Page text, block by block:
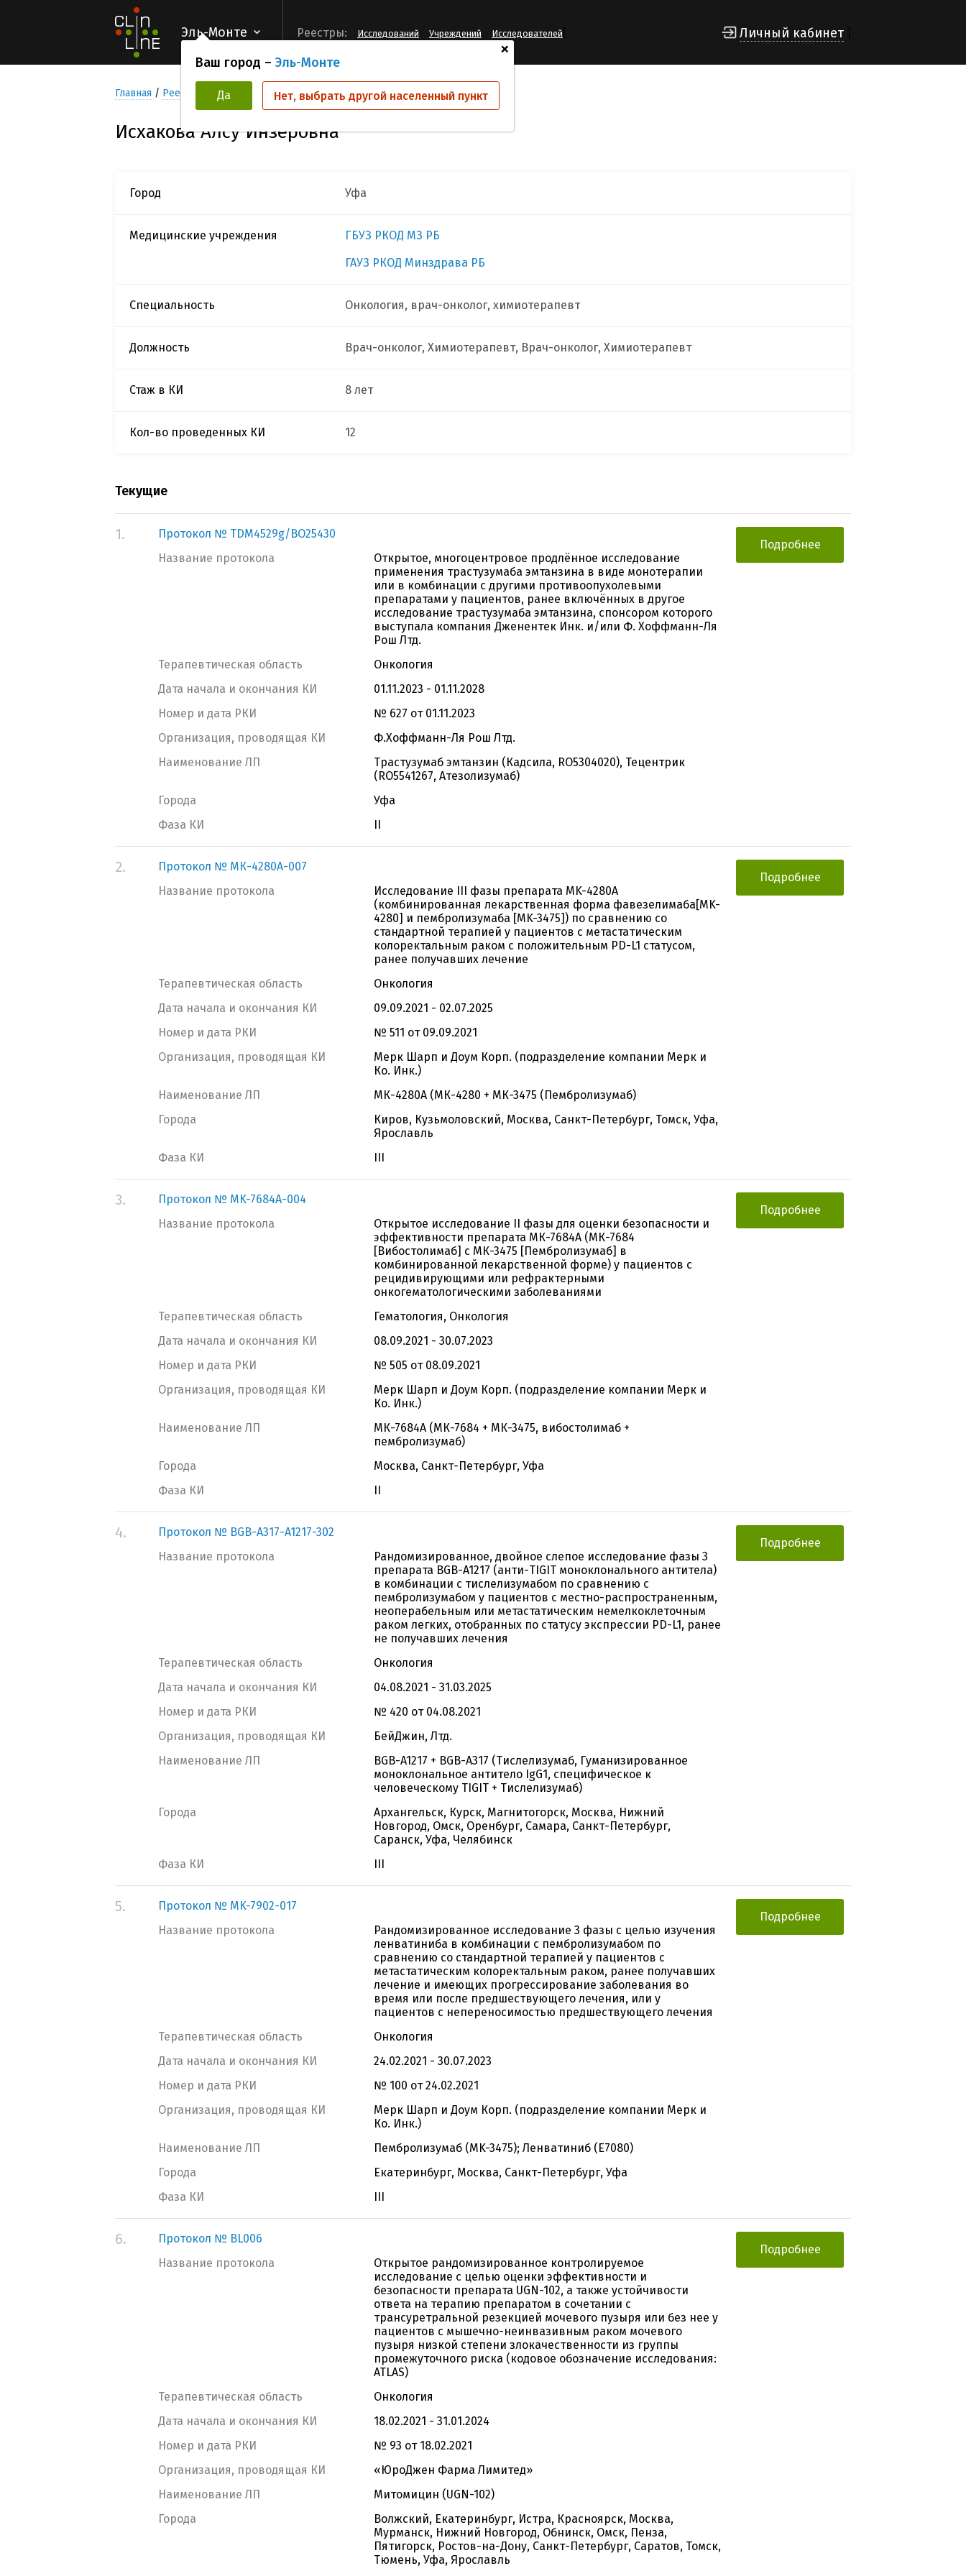
Эль-Монте
+
Ваш город – Эль-Монте
Да Нет, выбрать другой населенный пункт
Реестры: Исследований Учреждений Исследователей Личный кабинет
Главная Реестр Исследователей Исхакова Алсу Инзеровна
Исхакова Алсу Инзеровна
Город Уфа
Медицинские учреждения
ГБУЗ РКОД МЗ РБ
ГАУЗ РКОД Минздрава РБ
Специальность Онкология, врач-онколог, химиотерапевт
Должность Врач-онколог, Химиотерапевт, Врач-онколог, Химиотерапевт
Стаж в КИ 8 лет
Кол-во проведенных КИ 12
Текущие
1.
Протокол № TDM4529g/BO25430
Название протокола
Открытое, многоцентровое продлённое исследование
применения трастузумаба эмтанзина в виде монотерапии
или в комбинации с другими противоопухолевыми
препаратами у пациентов, ранее включённых в другое
исследование трастузумаба эмтанзина, спонсором которого
выступала компания Дженентек Инк. и/или Ф. Хоффманн-Ля
Рош Лтд.
Терапевтическая область
Онкология
Дата начала и окончания КИ
01.11.2023 - 01.11.2028
Номер и дата РКИ
№ 627 от 01.11.2023
Организация, проводящая КИ
Ф.Хоффманн-Ля Рош Лтд.
Наименование ЛП
Трастузумаб эмтанзин (Кадсила, RO5304020), Тецентрик
(RO5541267, Атезолизумаб)
Города
Уфа
Фаза КИ
II
Подробнее
2.
Протокол № МК-4280А-007
Название протокола
Исследование III фазы препарата MK-4280A
(комбинированная лекарственная форма фавезелимаба[MK-
4280] и пембролизумаба [MK-3475]) по сравнению со
стандартной терапией у пациентов с метастатическим
колоректальным раком с положительным PD-L1 статусом,
ранее получавших лечение
Терапевтическая область
Онкология
Дата начала и окончания КИ
09.09.2021 - 02.07.2025
Номер и дата РКИ
№ 511 от 09.09.2021
Организация, проводящая КИ
Мерк Шарп и Доум Корп. (подразделение компании Мерк и
Ко. Инк.)
Наименование ЛП
МК-4280А (МК-4280 + МК-3475 (Пембролизумаб)
Города
Киров, Кузьмоловский, Москва, Санкт-Петербург, Томск, Уфа,
Ярославль
Фаза КИ
III
Подробнее
3.
Протокол № MK-7684A-004
Название протокола
Открытое исследование II фазы для оценки безопасности и
эффективности препарата МК-7684А (МК-7684
[Вибостолимаб] с МК-3475 [Пембролизумаб] в
комбинированной лекарственной форме) у пациентов с
рецидивирующими или рефрактерными
онкогематологическими заболеваниями
Терапевтическая область
Гематология, Онкология
Дата начала и окончания КИ
08.09.2021 - 30.07.2023
Номер и дата РКИ
№ 505 от 08.09.2021
Организация, проводящая КИ
Мерк Шарп и Доум Корп. (подразделение компании Мерк и
Ко. Инк.)
Наименование ЛП
МК-7684А (МК-7684 + МК-3475, вибостолимаб +
пембролизумаб)
Города
Москва, Санкт-Петербург, Уфа
Фаза КИ
II
Подробнее
4.
Протокол № BGB-A317-A1217-302
Название протокола
Рандомизированное, двойное слепое исследование фазы 3
препарата BGB-A1217 (анти-TIGIT моноклонального антитела)
в комбинации с тислелизумабом по сравнению с
пембролизумабом у пациентов с местно-распространенным,
неоперабельным или метастатическим немелкоклеточным
раком легких, отобранных по статусу экспрессии PD-L1, ранее
не получавших лечения
Терапевтическая область
Онкология
Дата начала и окончания КИ
04.08.2021 - 31.03.2025
Номер и дата РКИ
№ 420 от 04.08.2021
Организация, проводящая КИ
БейДжин, Лтд.
Наименование ЛП
BGB-A1217 + BGB-A317 (Тислелизумаб, Гуманизированное
моноклональное антитело IgG1, специфическое к
человеческому TIGIT + Тислелизумаб)
Города
Архангельск, Курск, Магнитогорск, Москва, Нижний
Новгород, Омск, Оренбург, Самара, Санкт-Петербург,
Саранск, Уфа, Челябинск
Фаза КИ
III
Подробнее
5.
Протокол № MK-7902-017
Название протокола
Рандомизированное исследование 3 фазы c целью изучения
ленватиниба в комбинации с пембролизумабом по
сравнению со стандартной терапией у пациентов с
метастатическим колоректальным раком, ранее получавших
лечение и имеющих прогрессирование заболевания во
время или после предшествующего лечения, или у
пациентов с непереносимостью предшествующего лечения
Терапевтическая область
Онкология
Дата начала и окончания КИ
24.02.2021 - 30.07.2023
Номер и дата РКИ
№ 100 от 24.02.2021
Организация, проводящая КИ
Мерк Шарп и Доум Корп. (подразделение компании Мерк и
Ко. Инк.)
Наименование ЛП
Пембролизумаб (MK-3475); Ленватиниб (E7080)
Города
Екатеринбург, Москва, Санкт-Петербург, Уфа
Фаза КИ
III
Подробнее
6.
Протокол № BL006
Название протокола
Открытое рандомизированное контролируемое
исследование с целью оценки эффективности и
безопасности препарата UGN-102, а также устойчивости
ответа на терапию препаратом в сочетании с
трансуретральной резекцией мочевого пузыря или без нее у
пациентов с мышечно-неинвазивным раком мочевого
пузыря низкой степени злокачественности из группы
промежуточного риска (кодовое обозначение исследования:
ATLAS)
Терапевтическая область
Онкология
Дата начала и окончания КИ
18.02.2021 - 31.01.2024
Номер и дата РКИ
№ 93 от 18.02.2021
Организация, проводящая КИ
«ЮроДжен Фарма Лимитед»
Наименование ЛП
Митомицин (UGN-102)
Города
Волжский, Екатеринбург, Истра, Красноярск, Москва,
Мурманск, Нижний Новгород, Обнинск, Омск, Пенза,
Пятигорск, Ростов-на-Дону, Санкт-Петербург, Саратов, Томск,
Тюмень, Уфа, Ярославль
Подробнее